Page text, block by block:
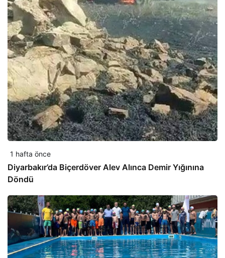
1 hafta önce
Diyarbakır’da Biçerdöver Alev Alınca Demir Yığınına
Döndü